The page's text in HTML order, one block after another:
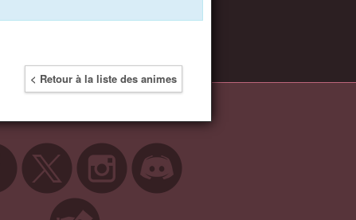
< Retour à la liste des animes